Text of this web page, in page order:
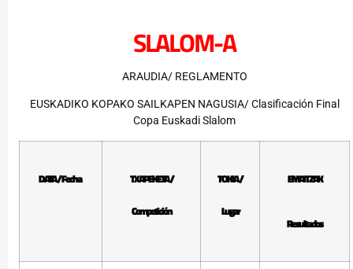
SLALOM-A
ARAUDIA/ REGLAMENTO
EUSKADIKO KOPAKO SAILKAPEN NAGUSIA/ Clasificación Final
Copa Euskadi Slalom
DATA / Fecha TXAPEKETA /
Competición
TOKIA /
Lugar
EMAITZAK
Resultados